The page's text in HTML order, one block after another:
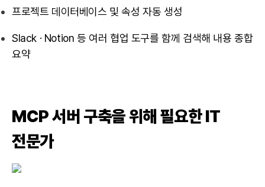
프로젝트 데이터베이스 및 속성 자동 생성
Slack · Notion 등 여러 협업 도구를 함께 검색해 내용 종합
요약
MCP 서버 구축을 위해 필요한 IT
전문가